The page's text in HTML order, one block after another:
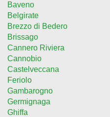
Baveno
Belgirate
Brezzo di Bedero
Brissago
Cannero Riviera
Cannobio
Castelveccana
Feriolo
Gambarogno
Germignaga
Ghiffa